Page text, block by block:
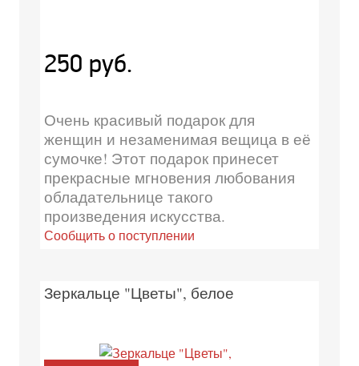
250 руб.
Очень красивый подарок для
женщин и незаменимая вещица в её
сумочке! Этот подарок принесет
прекрасные мгновения любования
обладательнице такого
произведения искусства.
Сообщить о поступлении
Зеркальце "Цветы", белое